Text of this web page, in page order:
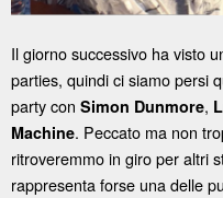
Il giorno successivo ha visto
parties, quindi ci siamo persi
party con Simon Dunmore,
Machine. Peccato ma non
ritroveremmo in giro per altri
rappresenta forse una delle